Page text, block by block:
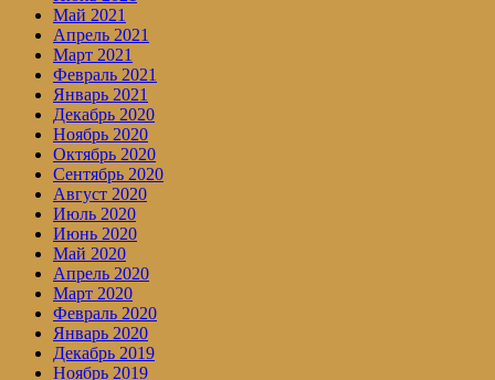
Май 2021
Апрель 2021
Март 2021
Февраль 2021
Январь 2021
Декабрь 2020
Ноябрь 2020
Октябрь 2020
Сентябрь 2020
Август 2020
Июль 2020
Июнь 2020
Май 2020
Апрель 2020
Март 2020
Февраль 2020
Январь 2020
Декабрь 2019
Ноябрь 2019